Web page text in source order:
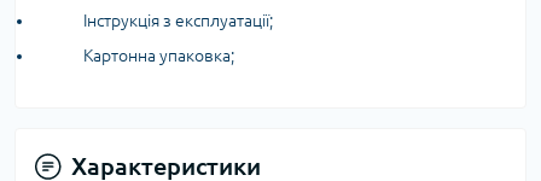
Інструкція з експлуатації;
Картонна упаковка;
Характеристики